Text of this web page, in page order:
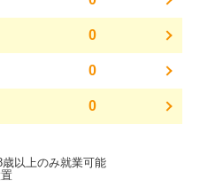
0
0
0